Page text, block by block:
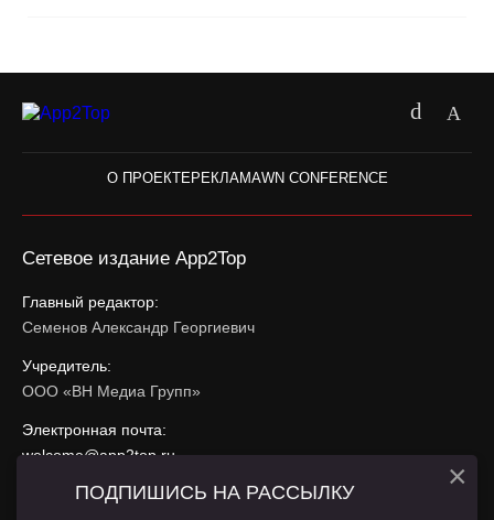
О ПРОЕКТЕ РЕКЛАМАWN CONFERENCE
Сетевое издание App2Top
Главный редактор:
Семенов Александр Георгиевич
Учредитель:
ООО «ВН Медиа Групп»
Электронная почта:
welcome@app2top.ru
При использовании материалов активная ссылка на
ПОДПИШИСЬ НА РАССЫЛКУ ×